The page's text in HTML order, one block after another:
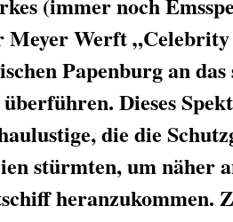
Meyer Werft
Papenburg an
Dieses
die die
stürmten, um näher
heranzukommen.